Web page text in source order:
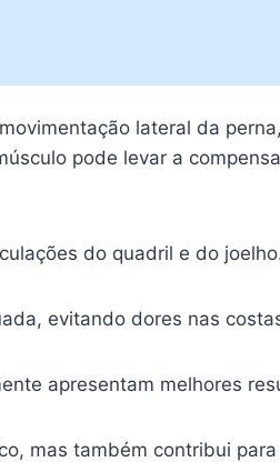
lateral da
pode levar a
do quadril e do
evitando dores nas
apresentam melhores
mas também contribui para